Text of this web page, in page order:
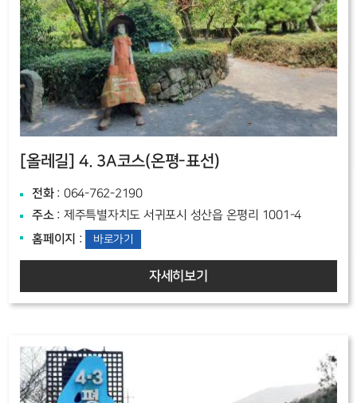
[올레길] 4. 3A코스(온평-표선)
전화: 064-762-2190
주소: 제주특별자치도 서귀포시 성산읍 온평리 1001-4
홈페이지 : 바로가기
자세히보기